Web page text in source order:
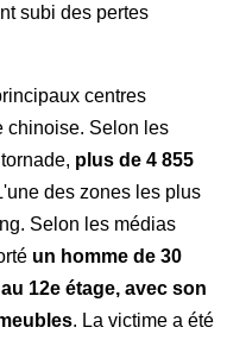
subi des pertes
centres
chinoise. Selon les
plus de 4 855
des zones les plus
Selon les médias
un homme de 30
12e étage, avec son
. La victime a été